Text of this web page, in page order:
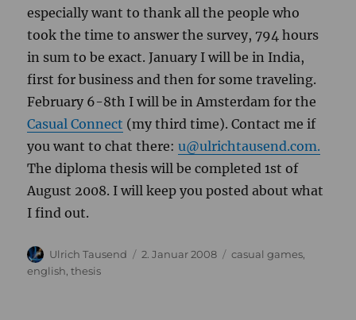
especially want to thank all the people who
took the time to answer the survey, 794 hours
in sum to be exact. January I will be in India,
first for business and then for some traveling.
February 6-8th I will be in Amsterdam for the
Casual Connect (my third time). Contact me if
you want to chat there:u@ulrichtausend.com.
The diploma thesis will be completed 1st of
August 2008. I will keep you posted about what
I find out.
Autor
Ulrich Tausend
Veröffentlicht
2. Januar 2008 Kategorien
casual games,
english,thesis